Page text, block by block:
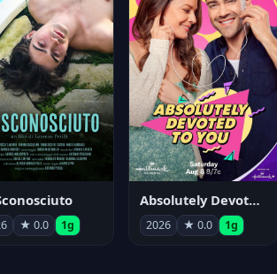
★ 0.0 1g
Absolutely Devoted to You
2026 ★ 0.0 1g